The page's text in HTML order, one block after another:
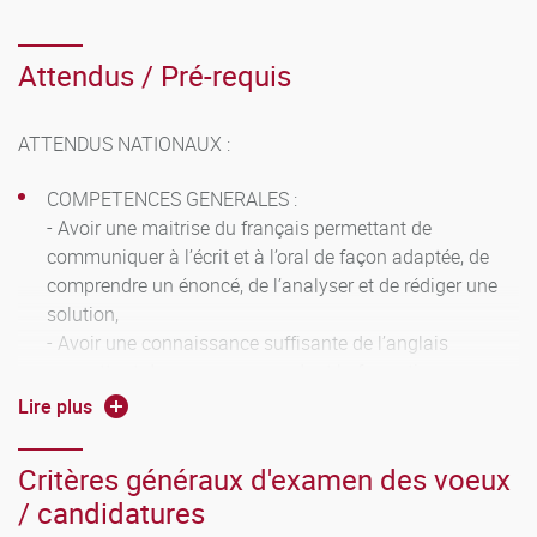
technologie ».
Attendus / Pré-requis
ATTENDUS NATIONAUX :
COMPETENCES GENERALES :
- Avoir une maitrise du français permettant de
communiquer à l’écrit et à l’oral de façon adaptée, de
comprendre un énoncé, de l’analyser et de rédiger une
solution,
- Avoir une connaissance suffisante de l’anglais
échanger à l’oral, lire et comprendre un texte, répondre
- Savoir mobiliser ses connaissances et développer un
sens critique,
- Être capable d’évoluer dans un environnement
Lire plus
Critères généraux d'examen des voeux
/ candidatures